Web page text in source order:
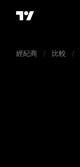
經紀商 / 比較 /